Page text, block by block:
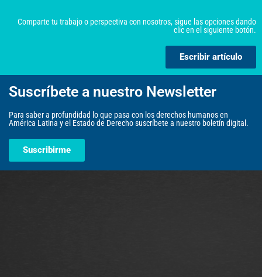
Comparte tu trabajo o perspectiva con nosotros, sigue las opciones dando
clic en el siguiente botón.
Escribir artículo
Suscríbete a nuestro Newsletter
Para saber a profundidad lo que pasa con los derechos humanos en
América Latina y el Estado de Derecho suscríbete a nuestro boletín digital.
Suscribirme